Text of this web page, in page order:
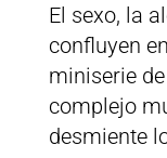
El sexo, la
confluyen
miniserie
complejo
desmiente